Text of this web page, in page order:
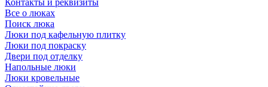
Все о люках
Поиск люка
Люки под кафельную плитку
Люки под покраску
Двери под отделку
Напольные люки
Люки кровельные